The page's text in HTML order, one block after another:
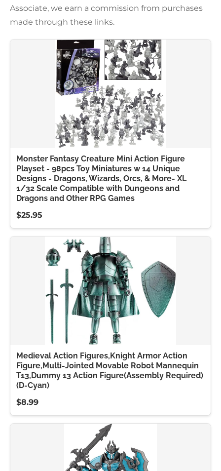
Associate, we earn a commission from purchases
made through these links.
Monster Fantasy Creature Mini Action Figure
Playset - 98pcs Toy Miniatures w 14 Unique
Designs - Dragons, Wizards, Orcs, & More- XL
1/32 Scale Compatible with Dungeons and
Dragons and Other RPG Games
$25.95
Medieval Action Figures,Knight Armor Action
Figure,Multi-Jointed Movable Robot Mannequin
T13,Dummy 13 Action Figure(Assembly Required)
(D-Cyan)
$8.99